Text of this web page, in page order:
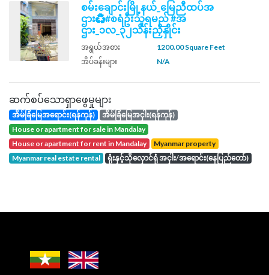
စမ်းချောင်းမြို့နယ်_မြေညီထပ်အ
ဌား♻️#စရံဦးသူရမည် #အ
ဌား_၁လ_၃၂သိန်းညှိနှိုင်း
အရွယ်အစား
1200.00 Square Feet
အိပ်ခန်းများ
N/A
ဆက်စပ်သောရှာဖွေမှုများ
အိမ်ခြံမြေအရောင်း(ရန်ကုန်)
အိမ်ခြံမြေအငှါး(ရန်ကုန်)
house or apartment for sale in Mandalay
house or apartment for rent in Mandalay
Myanmar property
Myanmar real estate rental
ရုံးနှင့်သိုလှောင်ရုံ အငှါး/အရောင်း(နေပြည်တော်)